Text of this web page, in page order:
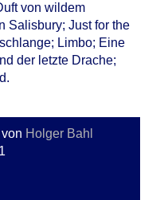
von wildem
Salisbury; Just for the
Limbo; Eine
der letzte Drache;
Holger Bahl